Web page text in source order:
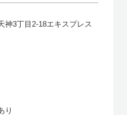
神3丁目2-18エキスプレス
り